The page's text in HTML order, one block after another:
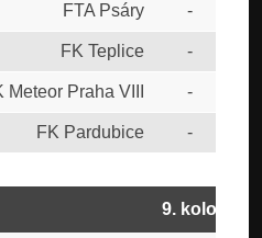
FTA Psáry -
FK Teplice -
Meteor Praha VIII -
FK Pardubice -
9. kolo